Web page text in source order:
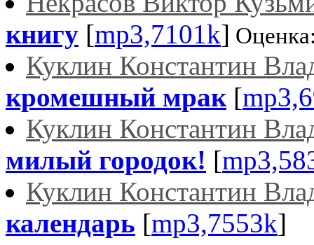
книгу [mp3,7101k]
Куклин Константин
кромешный мрак[
Куклин Константин
милый городок! [
Куклин Константин
календарь [mp3,7553k]